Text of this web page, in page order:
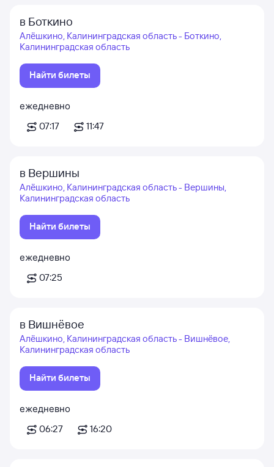
в Боткино
Алёшкино, Калининградская область - Боткино,
Калининградская область
Найти билеты
ежедневно
07:17
11:47
в Вершины
Алёшкино, Калининградская область - Вершины,
Калининградская область
Найти билеты
ежедневно
07:25
в Вишнёвое
Алёшкино, Калининградская область - Вишнёвое,
Калининградская область
Найти билеты
ежедневно
06:27
16:20